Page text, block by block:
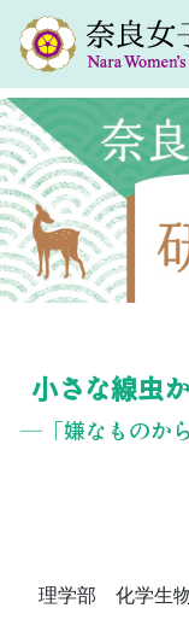
小さな線虫
―「嫌なものか
理学部 化学生